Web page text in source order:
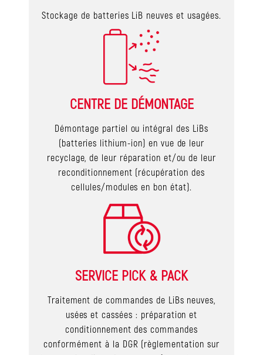
Stockage de batteries LiB neuves et usagées.
CENTRE DE DÉMONTAGE
Démontage partiel ou intégral des LiBs
(batteries lithium-ion) en vue de leur
recyclage, de leur réparation et/ou de leur
reconditionnement (récupération des
cellules/modules en bon état).
SERVICE PICK & PACK
Traitement de commandes de LiBs neuves,
usées et cassées : préparation et
conditionnement des commandes
conformément à la DGR (règlementation sur